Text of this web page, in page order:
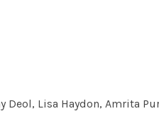
Deol, Lisa Haydon, Amrita